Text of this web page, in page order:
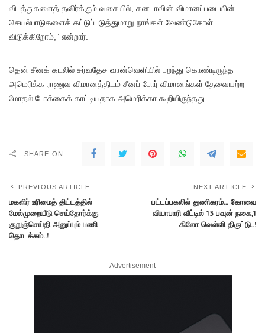
விபத்துகளைத் தவிர்க்கும் வகையில், கனடாவின் விமானப்படையின்
செயல்பாடுகளைக் கட்டுப்படுத்துமாறு நாங்கள் வேண்டுகோள்
விடுக்கிறோம்,” என்றார்.
தென் சீனக் கடலில் சர்வதேச வான்வெளியில் பறந்து கொண்டிருந்த
அமெரிக்க ராணுவ விமானத்திடம் சீனப் போர் விமானங்கள் தேவையற்ற
மோதல் போக்கைக் காட்டியதாக அமெரிக்கா கூறியிருந்தது
SHARE ON
PREVIOUS ARTICLE
மகளிர் உரிமைத் திட்டத்தில்
மேல்முறையீடு செய்தோர்க்கு
குறுஞ்செய்தி அனுப்பும் பணி
தொடக்கம்..!
NEXT ARTICLE
பட்டப்பகலில் துணிகரம்… கோவை
வியாபாரி வீட்டில் 13 பவுன் நகை,1
கிலோ வெள்ளி திருட்டு..!
– Advertisement –